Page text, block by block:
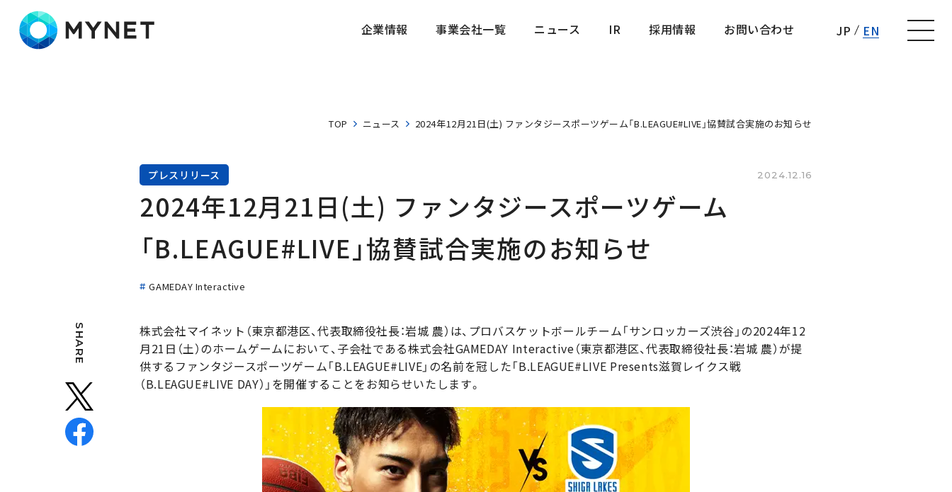
企業情報
事業会社一覧
ニュース
IR
採用情報
お問い合わせ
JP EN
TOP ニュース 2024年12月21日(土) ファンタジースポーツゲーム「B.LEAGUE#LIVE」協賛試合実施のお知らせ
プレスリリース 2024.12.16
2024年12月21日(土) ファンタジースポーツゲーム
「B.LEAGUE#LIVE」協賛試合実施のお知らせ
GAMEDAY Interactive
SHARE
株式会社マイネット（東京都港区、代表取締役社長：岩城 農）は、プロバスケットボールチーム「サンロッカーズ渋谷」の2024年12
月21日（土）のホームゲームにおいて、子会社である株式会社GAMEDAY Interactive（東京都港区、代表取締役社長：岩城 農）が提
供するファンタジースポーツゲーム「B.LEAGUE#LIVE」の名前を冠した「B.LEAGUE#LIVE Presents滋賀レイクス戦
（B.LEAGUE#LIVE DAY）」を開催することをお知らせいたします。